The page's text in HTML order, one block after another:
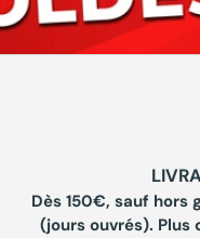
Dès 150€, sauf
(jours ouvrés).